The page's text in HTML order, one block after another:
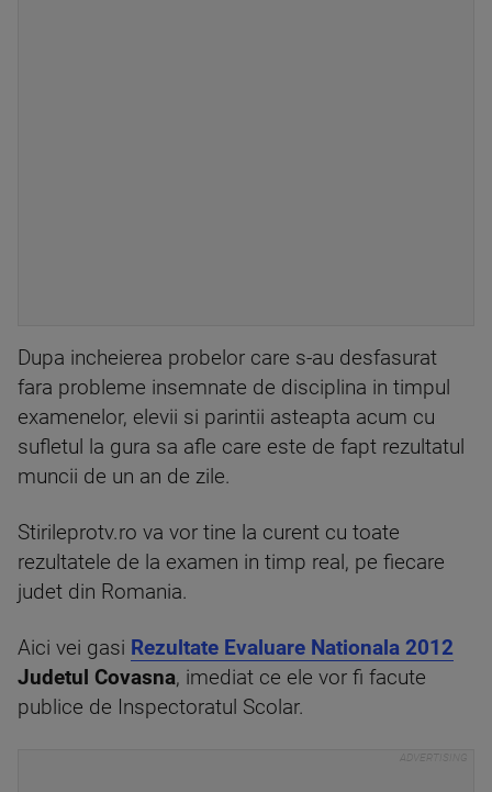
Dupa incheierea probelor care s-au desfasurat
fara probleme insemnate de disciplina in timpul
examenelor, elevii si parintii asteapta acum cu
sufletul la gura sa afle care este de fapt rezultatul
muncii de un an de zile.
Stirileprotv.ro va vor tine la curent cu toate
rezultatele de la examen in timp real, pe fiecare
judet din Romania.
Aici vei gasi Rezultate Evaluare Nationala 2012
Judetul Covasna, imediat ce ele vor fi facute
publice de Inspectoratul Scolar.